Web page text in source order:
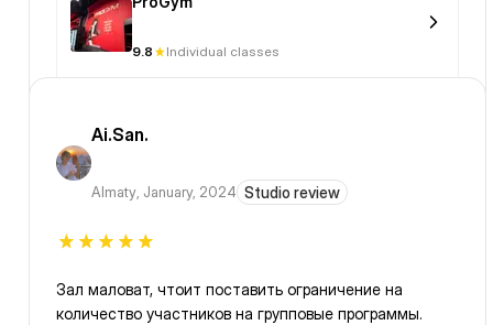
9.8 Individual classes
Ai.San.
Almaty, January, 2024 Studio review
Зал маловат, чтоит поставить ограничение на
количество участников на групповые программы.